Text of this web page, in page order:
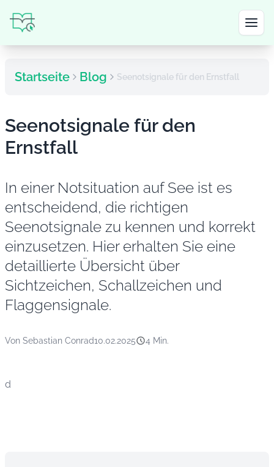
Startseite Blog Seenotsignale für den Ernstfall
Seenotsignale für den
Ernstfall
In einer Notsituation auf See ist es
entscheidend, die richtigen
Seenotsignale zu kennen und korrekt
einzusetzen. Hier erhalten Sie eine
detaillierte Übersicht über
Sichtzeichen, Schallzeichen und
Flaggensignale.
Von Sebastian Conrad10.02.2025 4 Min.
d